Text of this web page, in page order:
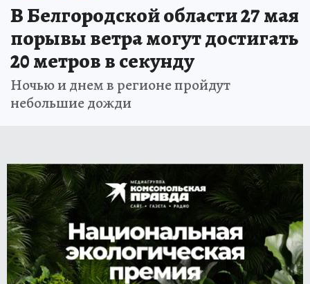
В Белгородской области 27 мая
порывы ветра могут достигать
20 метров в секунду
Ночью и днем в регионе пройдут
небольшие дожди